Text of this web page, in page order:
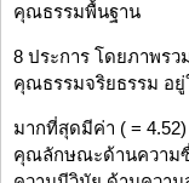
คุณธรรมพื้นฐาน
8 ประการ โดยภาพร
คุณธรรมจริยธรรม อยู่
มากที่สุดมีค่า ( =
คุณลักษณะด้านความ